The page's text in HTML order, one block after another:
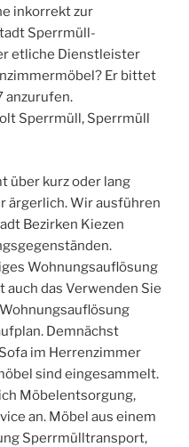
inkorrekt zur
Sperrmüll-
etliche Dienstleister
Er bittet
anzurufen.
Sperrmüll, Sperrmüll
über kurz oder lang
ärgerlich. Wir ausführen
Bezirken Kiezen
Wohnungsauflösung
das Verwenden Sie
Demnächst
im Herrenzimmer
sind eingesammelt.
Möbelentsorgung,
an. Möbel aus einem
Sperrmülltransport,